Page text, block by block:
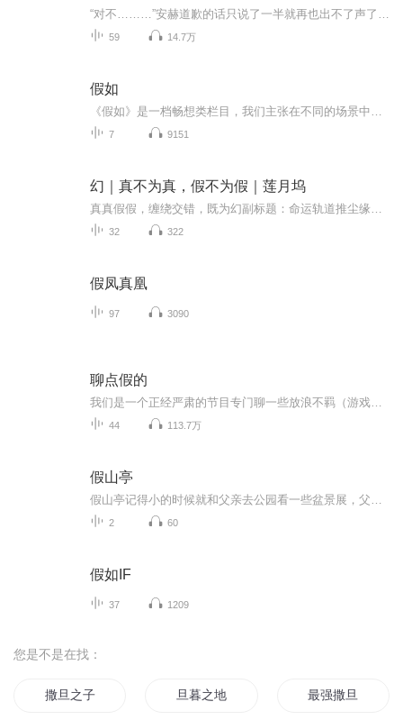
59 14.7万
假如
7 9151
幻｜真不为真，假不为假｜莲月坞
32 322
假凤真凰
97 3090
聊点假的
44 113.7万
假山亭
2 60
假如IF
37 1209
您是不是在找：
撒旦之子 旦暮之地 最强撒旦